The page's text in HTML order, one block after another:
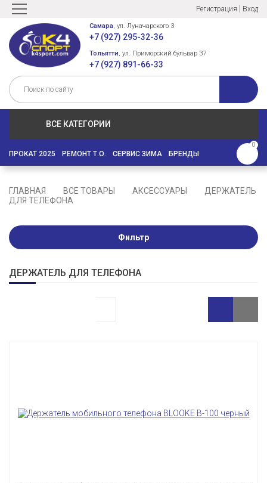
Регистрация Вход
Самара, ул. Луначарского 3
+7 (927) 295-32-36
Тольятти, ул. Приморский бульвар 37
+7 (927) 891-66-33
ВСЕ КАТЕГОРИИ
ПРОКАТ 2025 РЕМОНТ Т.О. СЕРВИС ЗИМА БРЕНДЫ
0
ГЛАВНАЯ ВСЕ ТОВАРЫ АКСЕССУАРЫ
ДЕРЖАТЕЛЬ
ДЛЯ ТЕЛЕФОНА
Фильтр
ДЕРЖАТЕЛЬ ДЛЯ ТЕЛЕФОНА